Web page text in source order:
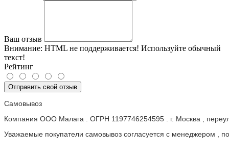
Ваш отзыв
Внимание: HTML не поддерживается! Используйте обычный
текст!
Рейтинг
Отправить свой отзыв
Самовывоз
Компания ООО Малага . ОГРН 1197746254595 . г. Москва ,
Уважаемые покупатели самовывоз согласуется с менеджером ,